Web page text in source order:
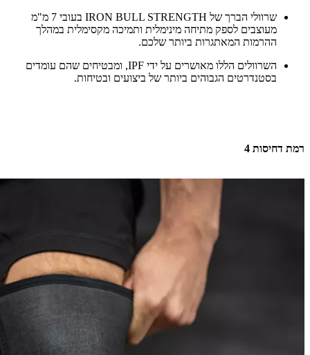
שרוולי הברך של IRON BULL STRENGTH בעובי 7 מ"מ
מעוצבים לספק מתיחה מינימלית ותמיכה מקסימלית במהלך
ההרמות המאתגרות ביותר שלכם.
השרוולים הללו מאושרים על ידי IPF, ומבטיחים שהם עומדים
בסטנדרטים הגבוהים ביותר של ביצועים ובטיחות.
רמת דחיסות 4